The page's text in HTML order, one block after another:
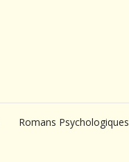
Romans Psychologiques